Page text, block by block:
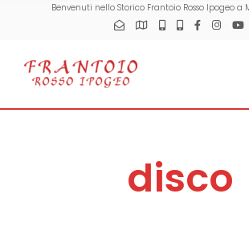
Benvenuti nello Storico Frantoio Rosso Ipogeo a
disco